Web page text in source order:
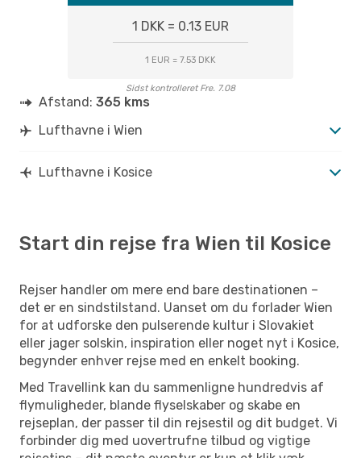
1 DKK = 0.13 EUR
1 EUR = 7.53 DKK
Sidst kontrolleret Fre. 7.08
Afstand: 365 kms
Lufthavne i Wien
Lufthavne i Kosice
Start din rejse fra Wien til Kosice
Rejser handler om mere end bare destinationen –
det er en sindstilstand. Uanset om du forlader Wien
for at udforske den pulserende kultur i Slovakiet
eller jager solskin, inspiration eller noget nyt i Kosice,
begynder enhver rejse med en enkelt booking.
Med Travellink kan du sammenligne hundredvis af
flymuligheder, blande flyselskaber og skabe en
rejseplan, der passer til din rejsestil og dit budget. Vi
forbinder dig med uovertrufne tilbud og vigtige